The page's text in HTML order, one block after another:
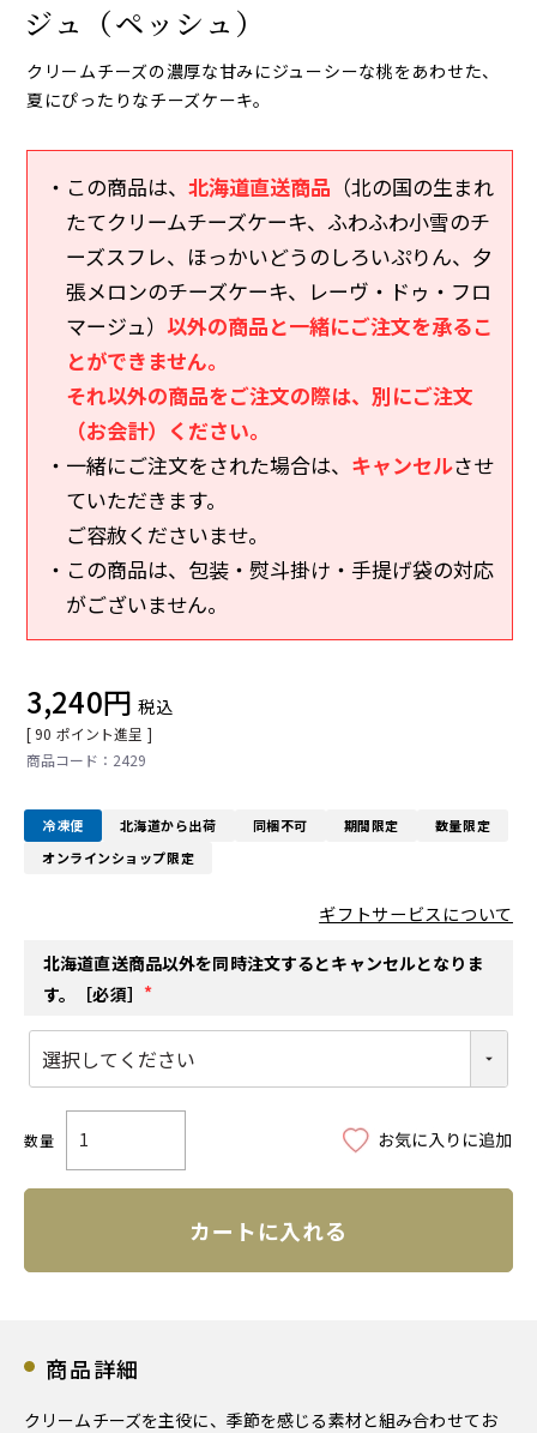
ジュ（ペッシュ）
クリームチーズの濃厚な甘みにジューシーな桃をあわせた、
夏にぴったりなチーズケーキ。
・この商品は、 北海道直送商品 （北の国の生まれ
たてクリームチーズケーキ、ふわふわ小雪のチ
ーズスフレ、ほっかいどうのしろいぷりん、夕
張メロンのチーズケーキ、レーヴ・ドゥ・フロ
マージュ） 以外の商品と一緒にご注文を承るこ
とができません。
それ以外の商品をご注文の際は、別にご注文
（お会計）ください。
・一緒にご注文をされた場合は、 キャンセルさせ
ていただきます。
ご容赦くださいませ。
・この商品は、包装・熨斗掛け・手提げ袋の対応
がございません。
3,240 税込
[90 ポイント進呈 ]
2429
冷凍便 北海道から出荷 同梱不可 期間限定
数量限定
オンラインショップ限定
ギフトサービスについて
北海道直送商品以外を同時注文するとキャンセルとなりま
す。［必須］
必
)
カートに入れる
商品詳細
クリームチーズを主役に、季節を感じる素材と組み合わせてお